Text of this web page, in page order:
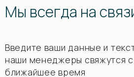
Мы всегда на
Введите ваши данные и
наши менеджеры свяжутся
ближайшее время